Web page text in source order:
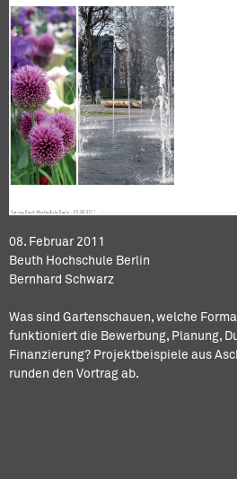
08. Februar 2011
Beuth Hochschule Berlin
Bernhard Schwarz
Was sind Gartenschauen, welche
funktioniert die Bewerbung, Planung,
Finanzierung? Projektbeispiele aus
runden den Vortrag ab.